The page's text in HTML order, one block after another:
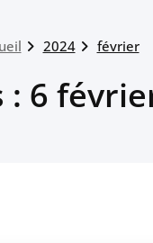
2024 février
: 6